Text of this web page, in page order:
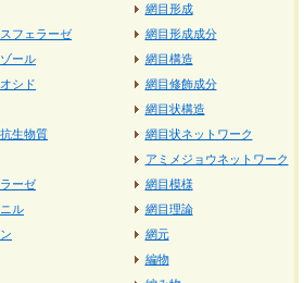
フェラーゼ
ール
シド
生物質
ーゼ
ル
網目形成
網目形成成分
網目構造
網目修飾成分
網目状構造
網目状ネットワーク
アミメジョウネットワーク
網目模様
網目理論
網元
編物